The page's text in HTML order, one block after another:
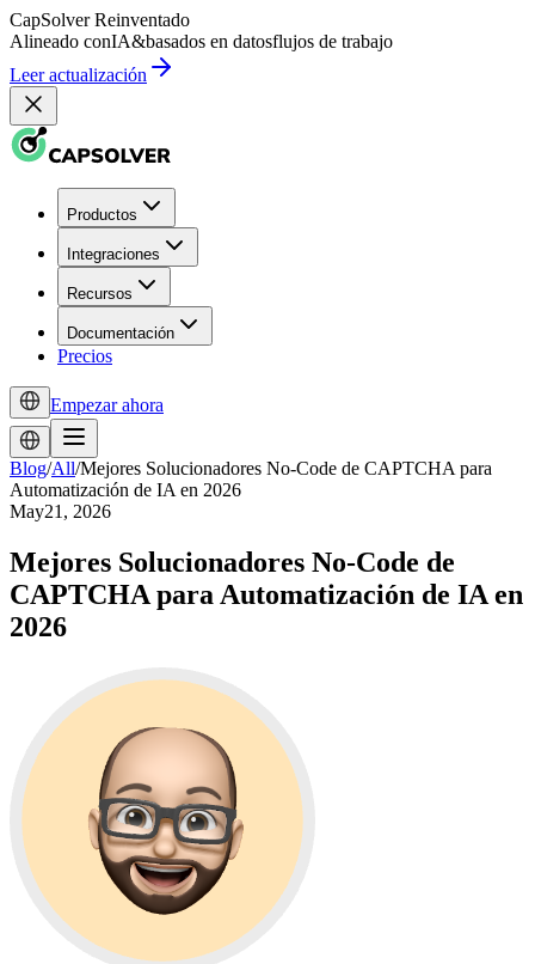
CapSolver Reinventado
Alineado conIA&basados en datosflujos de trabajo
Leer actualización
Productos
Integraciones
Recursos
Documentación
Precios
Empezar ahora
Blog/All/Mejores Solucionadores No-Code de CAPTCHA para
Automatización de IA en 2026
May21, 2026
Mejores Solucionadores No-Code de
CAPTCHA para Automatización de IA en
2026